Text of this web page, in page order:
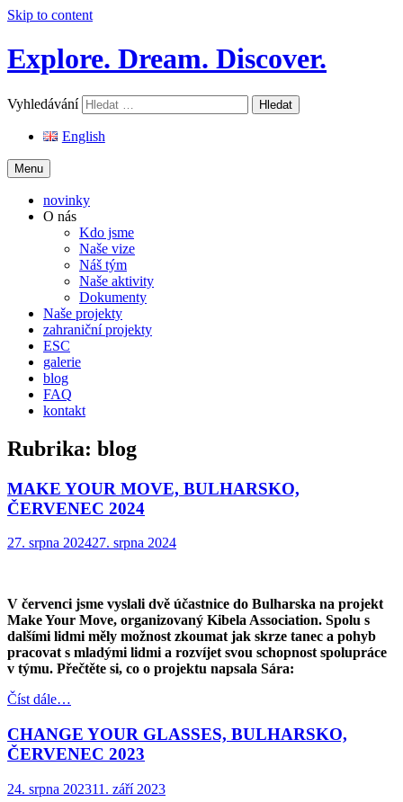
Skip to content
Explore. Dream. Discover.
Vyhledávání
English
Menu
novinky
O nás
Kdo jsme
Naše vize
Náš tým
Naše aktivity
Dokumenty
Naše projekty
zahraniční projekty
ESC
galerie
blog
FAQ
kontakt
Rubrika: blog
MAKE YOUR MOVE, BULHARSKO,
ČERVENEC 2024
27. srpna 202427. srpna 2024
V červenci jsme vyslali dvě účastnice do Bulharska na projekt
Make Your Move, organizovaný Kibela Association. Spolu s
dalšími lidmi měly možnost zkoumat jak skrze tanec a pohyb
pracovat s mladými lidmi a rozvíjet svou schopnost spolupráce
v týmu. Přečtěte si, co o projektu napsala Sára:
Číst dále…
CHANGE YOUR GLASSES, BULHARSKO,
ČERVENEC 2023
24. srpna 202311. září 2023